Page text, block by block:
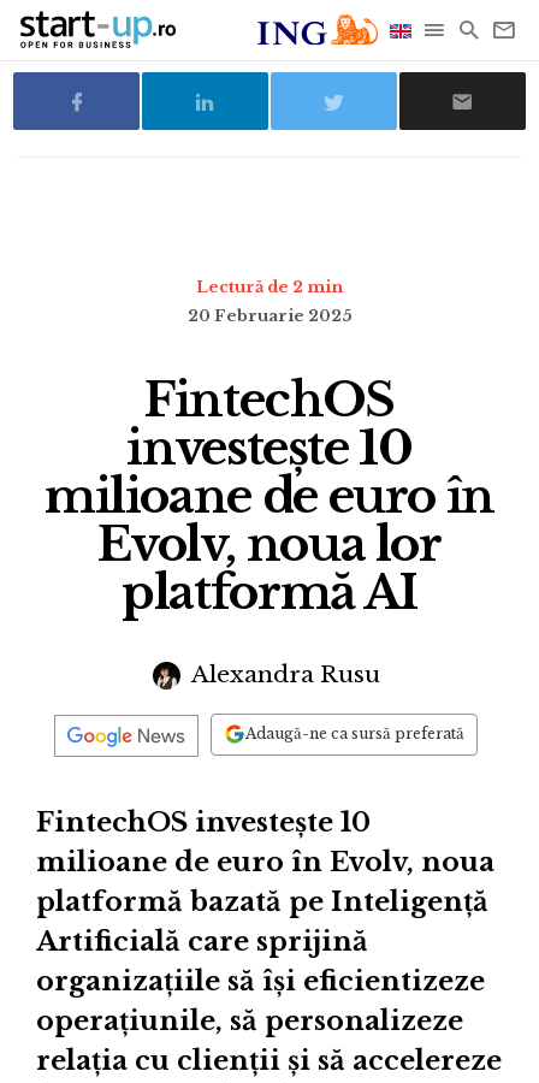
Lectură de 2 min
20 Februarie 2025
FintechOS
investește 10
milioane de euro în
Evolv, noua lor
platformă AI
Alexandra Rusu
Adaugă-ne ca sursă preferată
FintechOS investește 10
milioane de euro în Evolv, noua
platformă bazată pe Inteligență
Artificială care sprijină
organizațiile să își eficientizeze
operațiunile, să personalizeze
relația cu clienții și să accelereze